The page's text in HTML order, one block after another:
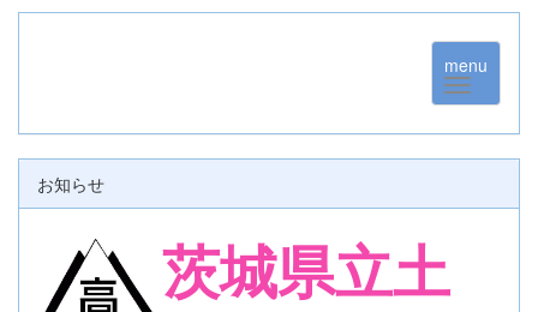
menu
お知らせ
茨城県立土